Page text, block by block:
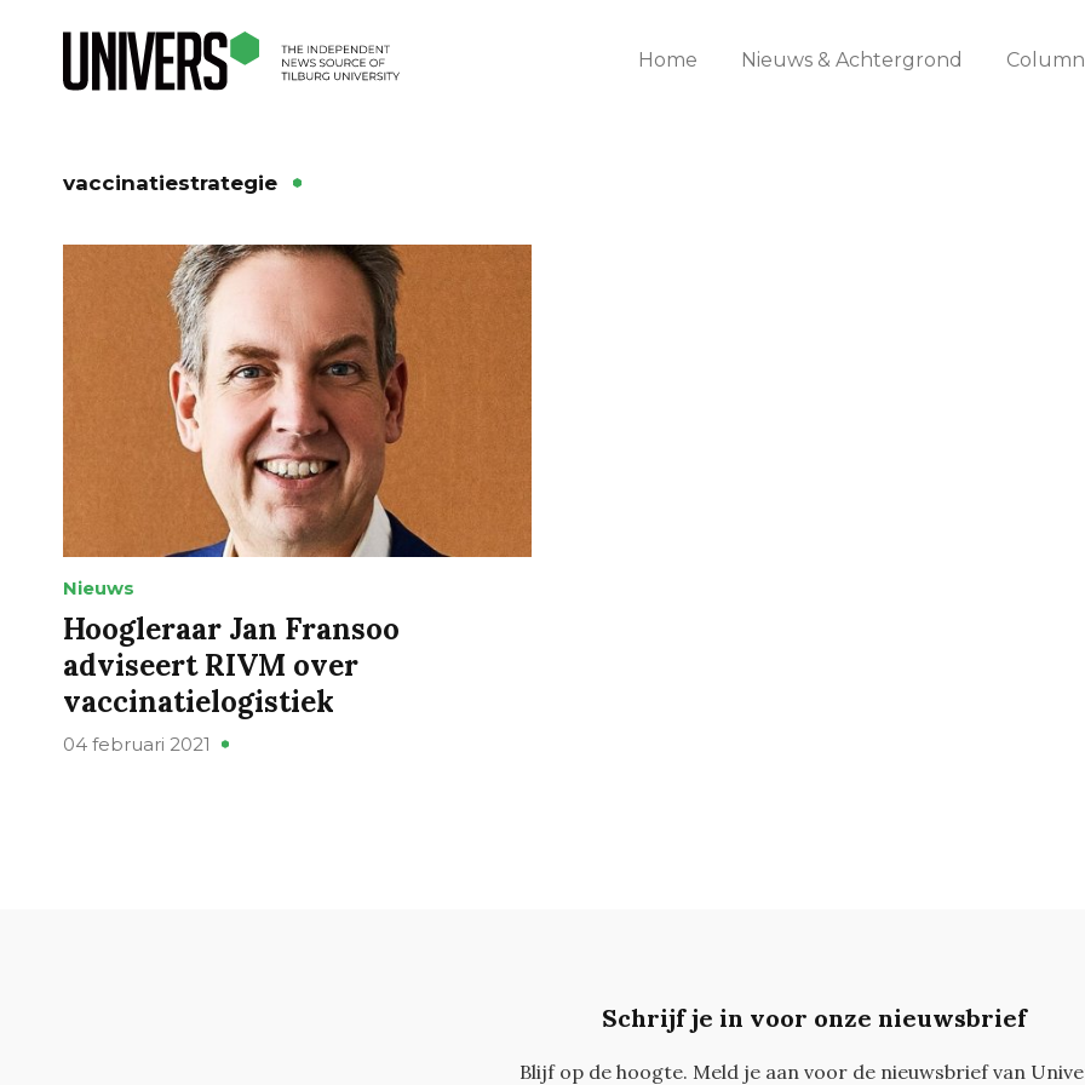
Home Nieuws & Achtergrond
vaccinatiestrategie
Nieuws
Hoogleraar Jan Fransoo
adviseert RIVM over
vaccinatielogistiek
04 februari 2021
Schrijf je in voor onze nieuwsbrief
Blijf op de hoogte. Meld je aan voor de nieuwsbrief van